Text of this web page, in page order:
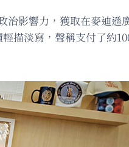
治影響力，獲取在麥迪
描淡寫，聲稱支付了約